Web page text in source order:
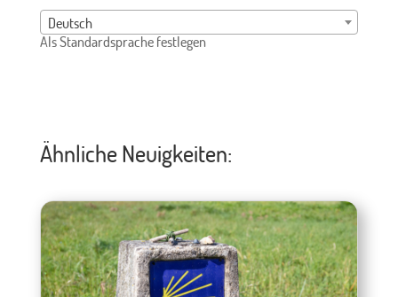
Deutsch
Als Standardsprache festlegen
Ähnliche Neuigkeiten: